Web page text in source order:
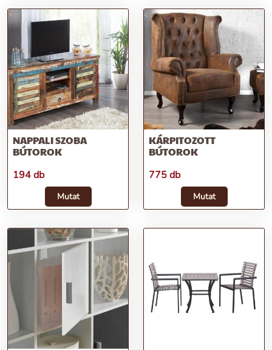
NAPPALI SZOBA
BÚTOROK
194 db
Mutat
KÁRPITOZOTT
BÚTOROK
775 db
Mutat